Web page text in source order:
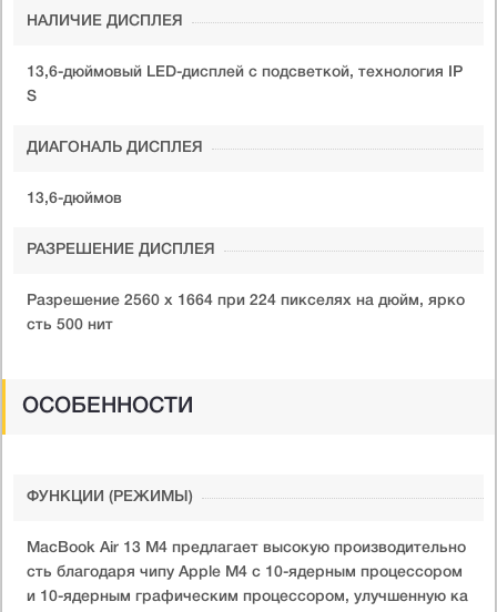
НАЛИЧИЕ ДИСПЛЕЯ
13,6-дюймовый LED-дисплей с подсветкой, технология IP
S
ДИАГОНАЛЬ ДИСПЛЕЯ
13,6-дюймов
РАЗРЕШЕНИЕ ДИСПЛЕЯ
Разрешение 2560 x 1664 при 224 пикселях на дюйм, ярко
сть 500 нит
ОСОБЕННОСТИ
ФУНКЦИИ (РЕЖИМЫ)
​MacBook Air 13 M4 предлагает высокую производительно
сть благодаря чипу Apple M4 с 10-ядерным процессором
и 10-ядерным графическим процессором, улучшенную ка